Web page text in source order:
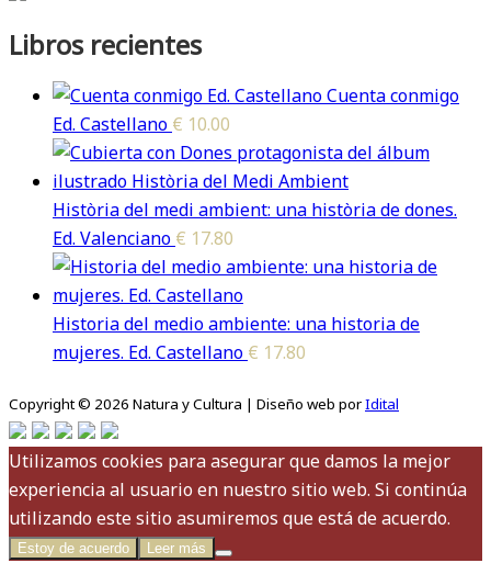
Libros recientes
Cuenta conmigo
Ed. Castellano € 10.00
Història del medi ambient: una història de dones.
Ed. Valenciano € 17.80
Historia del medio ambiente: una historia de
mujeres. Ed. Castellano € 17.80
Copyright © 2026 Natura y Cultura | Diseño web porIdital
Utilizamos cookies para asegurar que damos la mejor
experiencia al usuario en nuestro sitio web. Si continúa
utilizando este sitio asumiremos que está de acuerdo.
Estoy de acuerdo Leer más